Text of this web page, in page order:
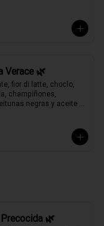
Verace 🌿
fior di latte, choclo,
champiñones,
negras y aceite
🌿